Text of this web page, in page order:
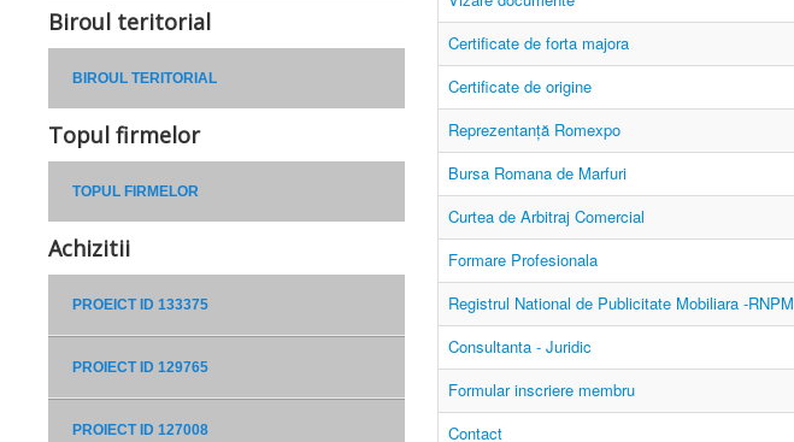
Biroul teritorial
BIROUL TERITORIAL
Topul firmelor
TOPUL FIRMELOR
Achizitii
PROEICT ID 133375
PROIECT ID 129765
PROIECT ID 127008
Certificate de forta majora
Certificate de origine
Reprezentanță Romexpo
Bursa Romana de Marfuri
Curtea de Arbitraj Comercial
Formare Profesionala
Registrul National de Publicitate Mobiliara -RNPM
Consultanta - Juridic
Formular inscriere membru
Contact